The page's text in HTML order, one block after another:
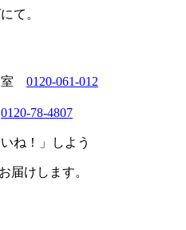
て。
室 0120-061-012
0120-78-4807
ね！」しよう
届けします。